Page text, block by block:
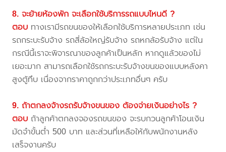
8. จะย้ายห้องพัก จะเลือกใช้บริการรถแบบไหนดี ?
ตอบ ทางเรามีรถขนของให้เลือกใช้บริการหลายประเภท เช่น
รถกระบะรับจ้าง รถสี่ล้อใหญ่รับจ้าง รถหกล้อรับจ้าง แต่ใน
กรณีนี้เราจะพิจารณาของลูกค้าเป็นหลัก หากดูแล้วของไม่
เยอะมาก สามารถเลือกใช้รถกระบะรับจ้างขนของแบบหลังคา
สูงตู้ทึบ เนื่องจากราคาถูกกว่าประเภทอื่นๆ ครับ
9. ถ้าตกลงจ้างรถรับจ้างขนของ ต้องจ่ายเงินอย่างไร ?
ตอบ ถ้าลูกค้าตกลงจองรถขนของ จะรบกวนลูกค้าโอนเงิน
มัดจำขั้นต่ำ 500 บาท และส่วนที่เหลือให้กับพนักงานหลัง
เสร็จงานครับ